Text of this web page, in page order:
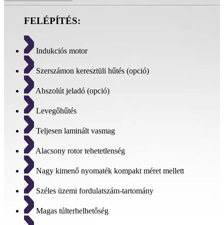
FELÉPÍTÉS:
Indukciós motor
Szerszámon keresztüli hűtés (opció)
Abszolút jeladó (opció)
Levegőhűtés
Teljesen laminált vasmag
Alacsony rotor tehetetlenség
Nagy kimenő nyomaték kompakt méret mellett
Széles üzemi fordulatszám-tartomány
Magas túlterhelhetőség